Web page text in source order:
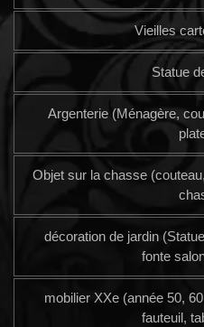
Vieilles
Statue
Argenterie (Ménagère,
Objet sur la chasse
décoration de jardin
fonte
mobilier XXe (année 50,
fauteuil,